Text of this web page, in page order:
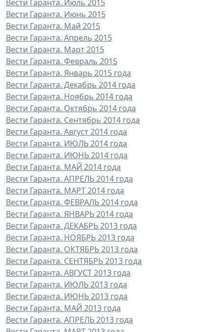
Вести Гаранта. Июль 2015
Вести Гаранта. Июнь 2015
Вести Гаранта. Май 2015
Вести Гаранта. Апрель 2015
Вести Гаранта. Март 2015
Вести Гаранта. Февраль 2015
Вести Гаранта. Январь 2015 года
Вести Гаранта. Декабрь 2014 года
Вести Гаранта. Ноябрь 2014 года
Вести Гаранта. Октябрь 2014 года
Вести Гаранта. Сентябрь 2014 года
Вести Гаранта. Август 2014 года
Вести Гаранта. ИЮЛЬ 2014 года
Вести Гаранта. ИЮНЬ 2014 года
Вести Гаранта. МАЙ 2014 года
Вести Гаранта. АПРЕЛЬ 2014 года
Вести Гаранта. МАРТ 2014 года
Вести Гаранта. ФЕВРАЛЬ 2014 года
Вести Гаранта. ЯНВАРЬ 2014 года
Вести Гаранта. ДЕКАБРЬ 2013 года
Вести Гаранта. НОЯБРЬ 2013 года
Вести Гаранта. ОКТЯБРЬ 2013 года
Вести Гаранта. СЕНТЯБРЬ 2013 года
Вести Гаранта. АВГУСТ 2013 года
Вести Гаранта. ИЮЛЬ 2013 года
Вести Гаранта. ИЮНЬ 2013 года
Вести Гаранта. МАЙ 2013 года
Вести Гаранта. АПРЕЛЬ 2013 года